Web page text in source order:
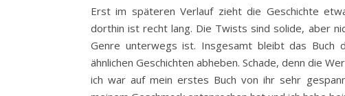
Erst im späteren Verlauf zieht die Geschichte
dorthin ist recht lang. Die Twists sind solide, aber
Genre unterwegs ist. Insgesamt bleibt das Buch
ähnlichen Geschichten abheben. Schade, denn die
ich war auf mein erstes Buch von ihr sehr